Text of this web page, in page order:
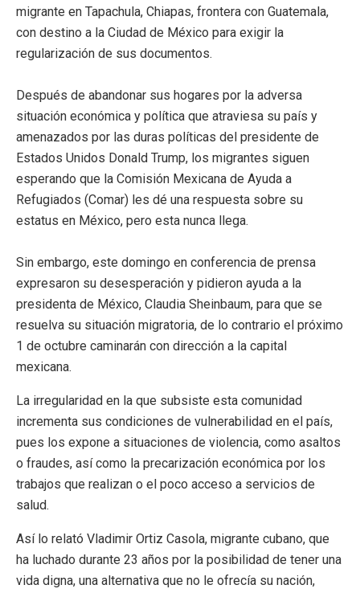
migrante en Tapachula, Chiapas, frontera con Guatemala,
con destino a la Ciudad de México para exigir la
regularización de sus documentos.
Después de abandonar sus hogares por la adversa
situación económica y política que atraviesa su país y
amenazados por las duras políticas del presidente de
Estados Unidos Donald Trump, los migrantes siguen
esperando que la Comisión Mexicana de Ayuda a
Refugiados (Comar) les dé una respuesta sobre su
estatus en México, pero esta nunca llega.
Sin embargo, este domingo en conferencia de prensa
expresaron su desesperación y pidieron ayuda a la
presidenta de México, Claudia Sheinbaum, para que se
resuelva su situación migratoria, de lo contrario el próximo
1 de octubre caminarán con dirección a la capital
mexicana.
La irregularidad en la que subsiste esta comunidad
incrementa sus condiciones de vulnerabilidad en el país,
pues los expone a situaciones de violencia, como asaltos
o fraudes, así como la precarización económica por los
trabajos que realizan o el poco acceso a servicios de
salud.
Así lo relató Vladimir Ortiz Casola, migrante cubano, que
ha luchado durante 23 años por la posibilidad de tener una
vida digna, una alternativa que no le ofrecía su nación,